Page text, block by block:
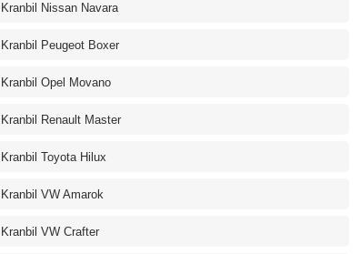
Kranbil Nissan Navara
Kranbil Peugeot Boxer
Kranbil Opel Movano
Kranbil Renault Master
Kranbil Toyota Hilux
Kranbil VW Amarok
Kranbil VW Crafter